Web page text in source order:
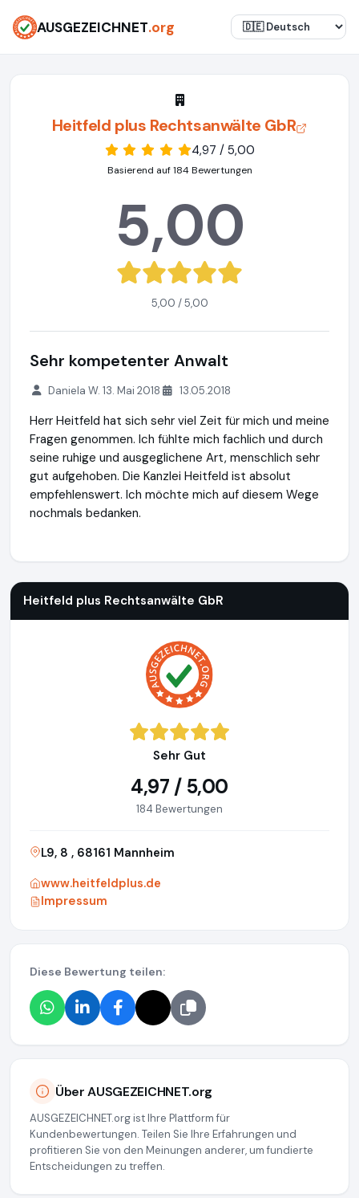
AUSGEZEICHNET.org
Heitfeld plus Rechtsanwälte GbR
4,97 / 5,00
Basierend auf 184 Bewertungen
5,00
5,00 / 5,00
Sehr kompetenter Anwalt
Daniela W. 13. Mai 2018 13.05.2018
Herr Heitfeld hat sich sehr viel Zeit für mich und meine
Fragen genommen. Ich fühlte mich fachlich und durch
seine ruhige und ausgeglichene Art, menschlich sehr
gut aufgehoben. Die Kanzlei Heitfeld ist absolut
empfehlenswert. Ich möchte mich auf diesem Wege
nochmals bedanken.
Heitfeld plus Rechtsanwälte GbR
Sehr Gut
4,97 / 5,00
184 Bewertungen
L9, 8 , 68161 Mannheim
www.heitfeldplus.de
Impressum
Diese Bewertung teilen:
Über AUSGEZEICHNET.org
AUSGEZEICHNET.org ist Ihre Plattform für
Kundenbewertungen. Teilen Sie Ihre Erfahrungen und
profitieren Sie von den Meinungen anderer, um fundierte
Entscheidungen zu treffen.